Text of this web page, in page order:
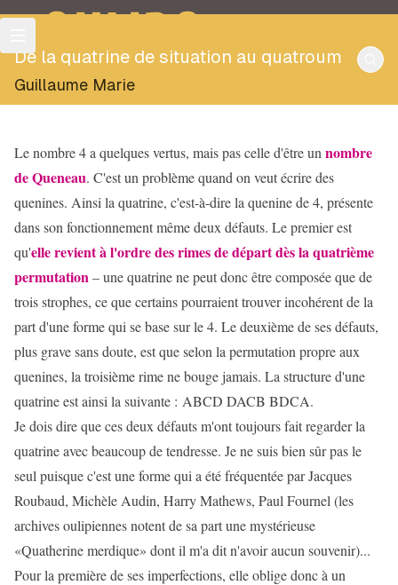
OULIPO
De la quatrine de situation au quatroum
Guillaume Marie
Le nombre 4 a quelques vertus, mais pas celle d'être un nombre
de Queneau. C'est un problème quand on veut écrire des
quenines. Ainsi la quatrine, c'est-à-dire la quenine de 4, présente
dans son fonctionnement même deux défauts. Le premier est
qu'elle revient à l'ordre des rimes de départ dès la quatrième
permutation– une quatrine ne peut donc être composée que de
trois strophes, ce que certains pourraient trouver incohérent de la
part d'une forme qui se base sur le 4. Le deuxième de ses défauts,
plus grave sans doute, est que selon la permutation propre aux
quenines, la troisième rime ne bouge jamais. La structure d'une
quatrine est ainsi la suivante : ABCD DACB BDCA.
Je dois dire que ces deux défauts m'ont toujours fait regarder la
quatrine avec beaucoup de tendresse. Je ne suis bien sûr pas le
seul puisque c'est une forme qui a été fréquentée par Jacques
Roubaud, Michèle Audin, Harry Mathews, Paul Fournel (les
archives oulipiennes notent de sa part une mystérieuse
«Quatherine merdique» dont il m'a dit n'avoir aucun souvenir)...
Pour la première de ses imperfections, elle oblige donc à un